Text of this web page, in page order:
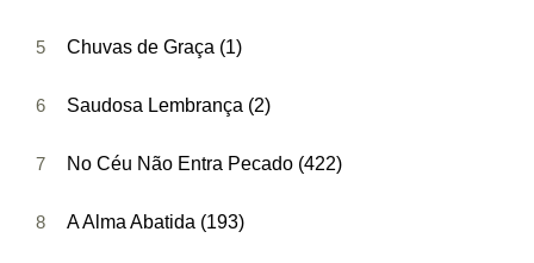
5 Chuvas de Graça (1)
6 Saudosa Lembrança (2)
7 No Céu Não Entra Pecado (422)
8 A Alma Abatida (193)